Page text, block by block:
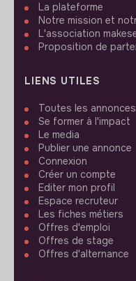
La plateforme
Notre mission et
L'association
Proposition de
LIENS UTILES
Toutes les annonces
Se former à l'impact
Le media
Publier une annonce
Connexion
Créer un compte
Editer mon profil
Espace recruteur
Les fiches métiers
Offres d'emploi
Offres de stage
Offres d'alternance